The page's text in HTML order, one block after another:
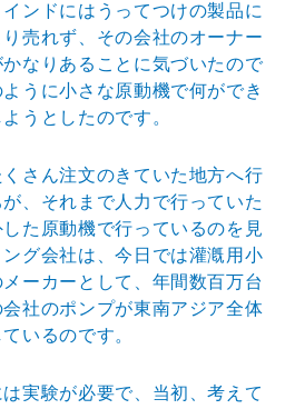
ンドにはうってつけの製品に
売れず、その会社のオーナー
かなりあることに気づいたので
ように小さな原動機で何ができ
う としたのです。
さん注文のきていた地方へ行
、それまで人力で行っていた
た原動機で行っているのを見
ング会社は、今日では灌漑用小
メーカーとして、年間数百万台
会社のポンプが東南アジア全体
い るのです。
実験が必要で、当初、考えて